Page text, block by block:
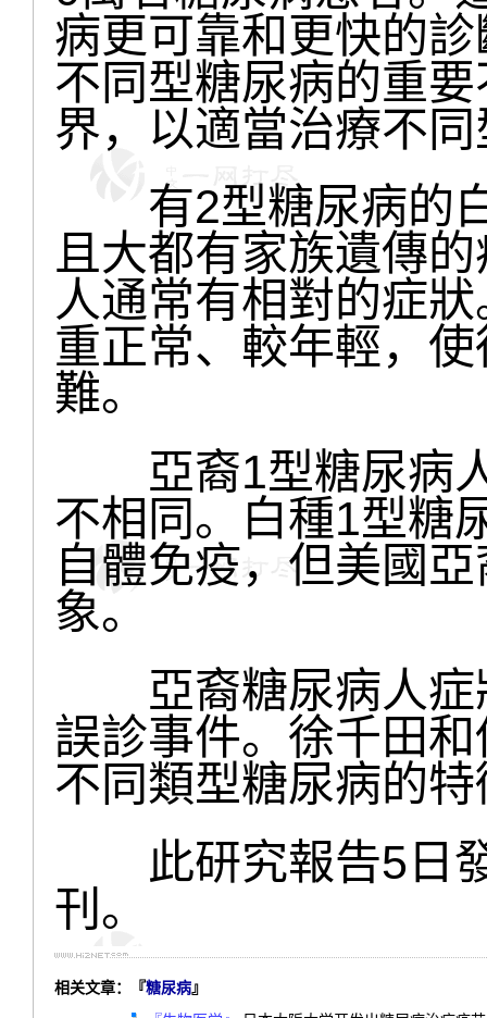
病更可靠和更快的
不同型糖尿病的重
界，以適當治療不
有2型糖尿病的白
且大都有家族遺傳
人通常有相對的症
重正常、較年輕，
難。
亞裔1型糖尿病人
不相同。白種1型糖
自體免疫，但美國
象。
亞裔糖尿病人症
誤診事件。徐千田
不同類型糖尿病的
此研究報告5日發
刊。
相关文章：『糖尿病』